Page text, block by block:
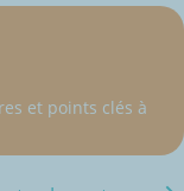
et points clés à